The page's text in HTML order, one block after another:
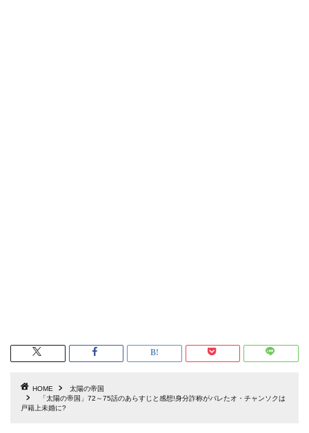
HOME
太陽の帝国
「太陽の帝国」72～75話のあらすじと感想!身分詐称がバレたオ・チャンソクは
戸籍上未婚に?